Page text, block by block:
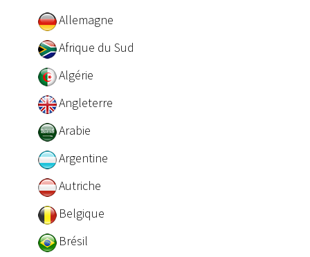
Allemagne
Afrique du Sud
Algérie
Angleterre
Arabie
Argentine
Autriche
Belgique
Brésil